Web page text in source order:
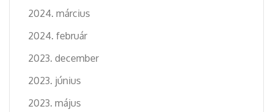
2024. március
2024. február
2023. december
2023. június
2023. május